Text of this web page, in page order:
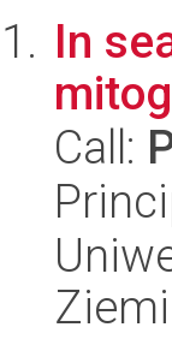
In
Call:
Ziemi